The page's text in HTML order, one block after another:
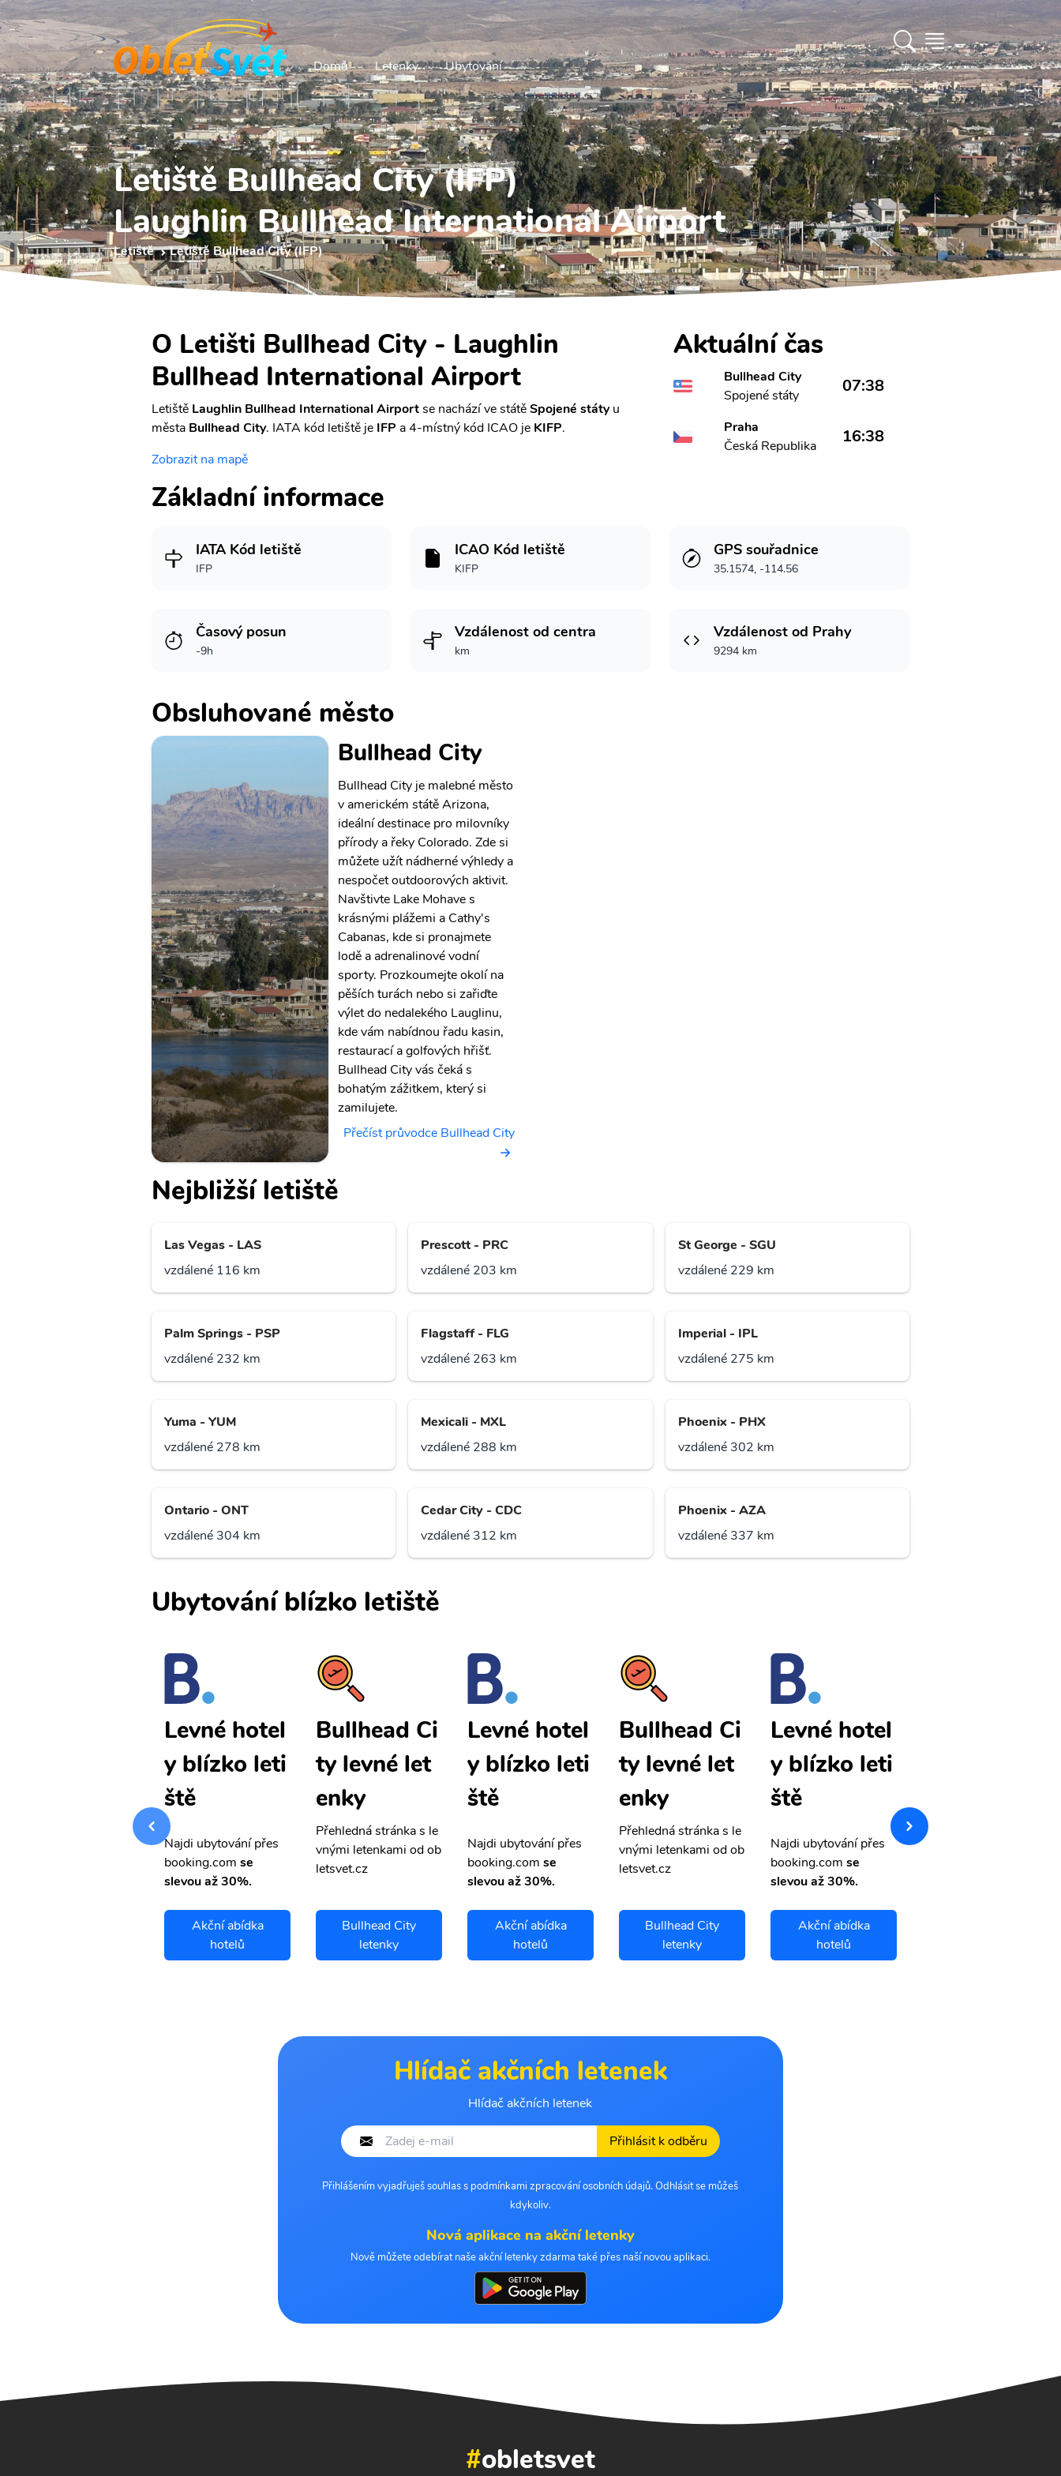
Domů Letenky Ubytování
Letiště Bullhead City (IFP)
Laughlin Bullhead International Airport
Letiště Letiště Bullhead City (IFP)
O Letišti Bullhead City - Laughlin
Bullhead International Airport
Letiště Laughlin Bullhead International Airportse nachází ve státěSpojené státyu
města Bullhead City. IATA kód letiště je IFP a 4-místný kód ICAO je KIFP.
Zobrazit na mapě
Aktuální čas
Bullhead City
Spojené státy
07:38
Praha
Česká Republika
16:38
Základní informace
IATA Kód letiště
IFP
ICAO Kód letiště
KIFP
GPS souřadnice
35.1574, -114.56
Časový posun
-9h
Vzdálenost od centra
km
Vzdálenost od Prahy
9294 km
Obsluhované město
Bullhead City
Bullhead City je malebné město
v americkém státě Arizona,
ideální destinace pro milovníky
přírody a řeky Colorado. Zde si
můžete užít nádherné výhledy a
nespočet outdoorových aktivit.
Navštivte Lake Mohave s
krásnými plážemi a Cathy's
Cabanas, kde si pronajmete
lodě a adrenalinové vodní
sporty. Prozkoumejte okolí na
pěších turách nebo si zařiďte
výlet do nedalekého Lauglinu,
kde vám nabídnou řadu kasin,
restaurací a golfových hřišť.
Bullhead City vás čeká s
bohatým zážitkem, který si
zamilujete.
Přečíst průvodce Bullhead City
Nejbližší letiště
Las Vegas - LAS
vzdálené 116 km
Prescott - PRC
vzdálené 203 km
St George - SGU
vzdálené 229 km
Palm Springs - PSP
vzdálené 232 km
Flagstaff - FLG
vzdálené 263 km
Imperial - IPL
vzdálené 275 km
Yuma - YUM
vzdálené 278 km
Mexicali - MXL
vzdálené 288 km
Phoenix - PHX
vzdálené 302 km
Ontario - ONT
vzdálené 304 km
Cedar City - CDC
vzdálené 312 km
Phoenix - AZA
vzdálené 337 km
Ubytování blízko letiště
Přehledná stránka s le
Levné hotel
y blízko leti
ště
Najdi ubytování přes
booking.com se
slevou až 30%.
Akční abídka
hotelů
Bullhead Ci
ty levné let
enky
Přehledná stránka s le
vnými letenkami od ob
letsvet.cz
Bullhead City
letenky
Levné hotel
y blízko leti
ště
Najdi ubytování přes
booking.com se
slevou až 30%.
Akční abídka
hotelů
Bullhead Ci
ty levné let
enky
Přehledná stránka s le
vnými letenkami od ob
letsvet.cz
Bullhead City
letenky
Levné hotel
y blízko leti
ště
Najdi ubytování přes
booking.com se
slevou až 30%.
Akční abídka
hotelů
Přehledná stránka s le
Hlídač akčních letenek
Hlídač akčních letenek
Přihlásit k odběru
Přihlášením vyjadřuješ souhlas s podmínkami zpracování osobních údajů. Odhlásit se můžeš
kdykoliv.
Nová aplikace na akční letenky
Nově můžete odebírat naše akční letenky zdarma také přes naší novou aplikaci.
#obletsvet